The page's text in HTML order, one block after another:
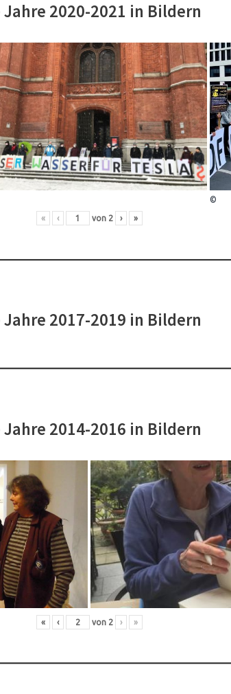
Jahre 2020-2021 in Bildern
©
« ‹ von 2 › »
Jahre 2017-2019 in Bildern
Jahre 2014-2016 in Bildern
« ‹ von 2 › »